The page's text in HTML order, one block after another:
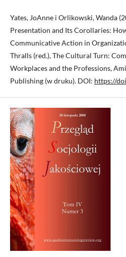
Yates, JoAnne i Orlikowski, Wanda
Presentation and Its Corollaries:
Communicative Action in
Thralls (red.), The Cultural Turn:
Workplaces and the Professions,
Publishing (w druku). DOI: https://